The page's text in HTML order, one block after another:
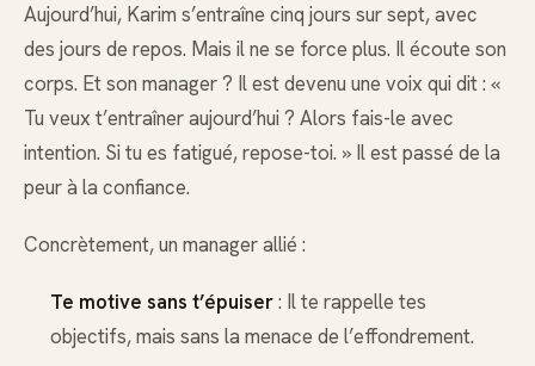
Aujourd’hui, Karim s’entraîne cinq jours sur sept, avec
des jours de repos. Mais il ne se force plus. Il écoute son
corps. Et son manager ? Il est devenu une voix qui dit : «
Tu veux t’entraîner aujourd’hui ? Alors fais-le avec
intention. Si tu es fatigué, repose-toi. » Il est passé de la
peur à la confiance.
Concrètement, un manager allié :
Te motive sans t’épuiser: Il te rappelle tes
objectifs, mais sans la menace de l’effondrement.